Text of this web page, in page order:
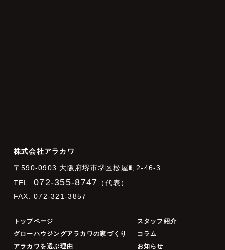
株式会社アラカワ
〒590-0903 大阪府堺市堺区松屋町2-46-3
TEL.072-355-8747 （代表）
FAX. 072-321-3857
トップページ
グローハウジングアラカワの家づくり
アラカワを選ぶ理由
スタッフ紹介
コラム
お知らせ